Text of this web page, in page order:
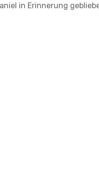
in Erinnerung